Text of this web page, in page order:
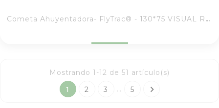
Cometa Ahuyentadora- FlyTrac® - 130*75 VISUAL RAPAZ
Mostrando 1-12 de 51 artículo(s)
1
2 3 … 5 